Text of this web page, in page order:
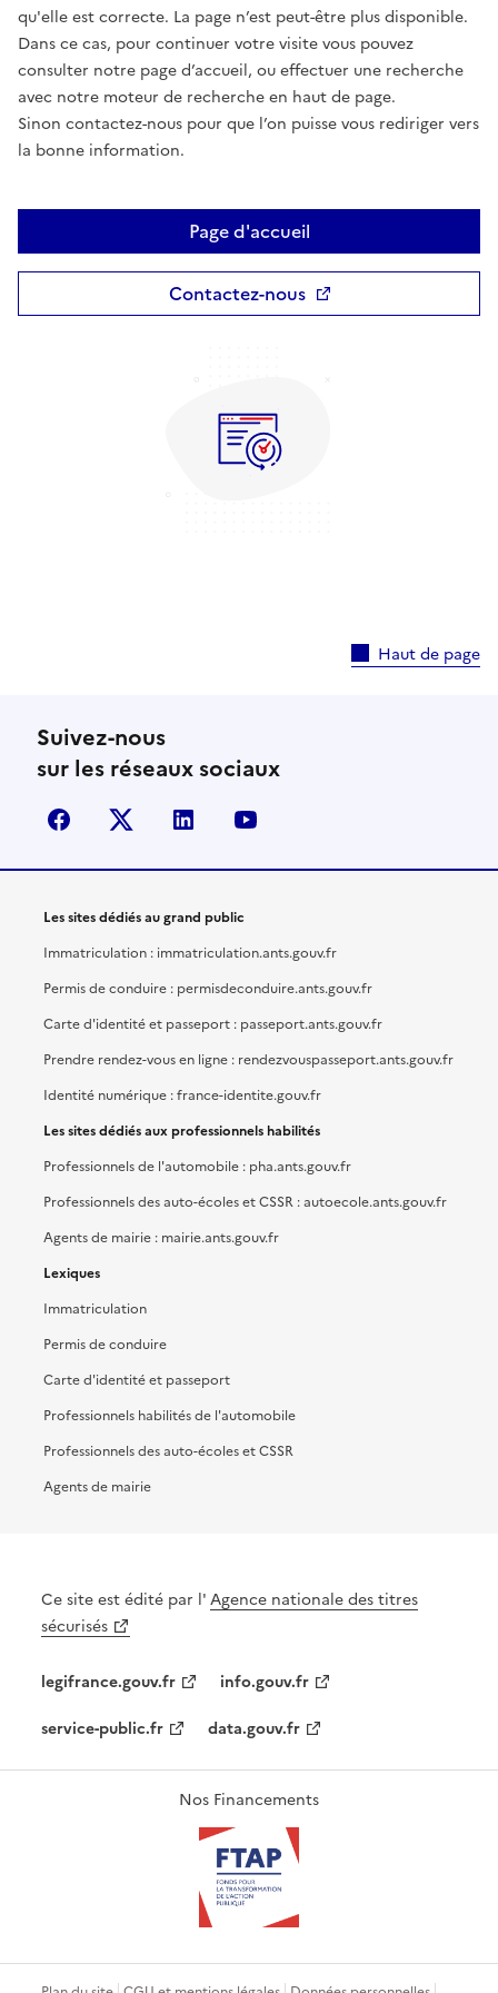
qu'elle est correcte. La page n’est peut-être plus disponible.
Dans ce cas, pour continuer votre visite vous pouvez
consulter notre page d’accueil, ou effectuer une recherche
avec notre moteur de recherche en haut de page.
Sinon contactez-nous pour que l’on puisse vous rediriger vers
la bonne information.
Page d'accueil
Contactez-nous
Haut de page
Suivez-nous
sur les réseaux sociaux
facebook X (anciennement Twitter)
linkedin
Les sites dédiés au grand public
Immatriculation : immatriculation.ants.gouv.fr
Permis de conduire : permisdeconduire.ants.gouv.fr
Carte d'identité et passeport : passeport.ants.gouv.fr
Prendre rendez-vous en ligne : rendezvouspasseport.ants.gouv.fr
Identité numérique : france-identite.gouv.fr
Les sites dédiés aux professionnels habilités
Professionnels de l'automobile : pha.ants.gouv.fr
Professionnels des auto-écoles et CSSR : autoecole.ants.gouv.fr
Agents de mairie : mairie.ants.gouv.fr
Lexiques
Immatriculation
Permis de conduire
Carte d'identité et passeport
Professionnels habilités de l'automobile
Professionnels des auto-écoles et CSSR
Agents de mairie
Ce site est édité par l'Agence nationale des titres
sécurisés
legifrance.gouv.fr
info.gouv.fr
service-public.fr
data.gouv.fr
Nos Financements